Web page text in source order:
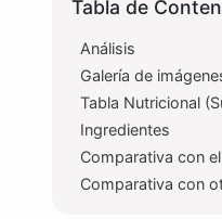
Tabla de
Análisis
Galería de
Tabla Nutricional
Ingredientes
Comparativa con
Comparativa con